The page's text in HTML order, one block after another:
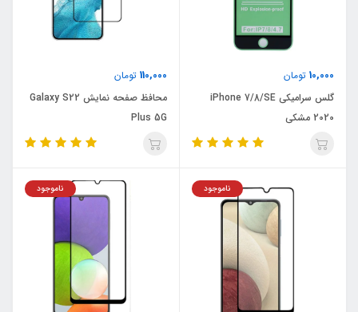
10,000 تومان
گلس سرامیکی iPhone 7/8/SE
2020 مشکی
110,000 تومان
محافظ صفحه نمایش Galaxy S22
Plus 5G
ناموجود ناموجود